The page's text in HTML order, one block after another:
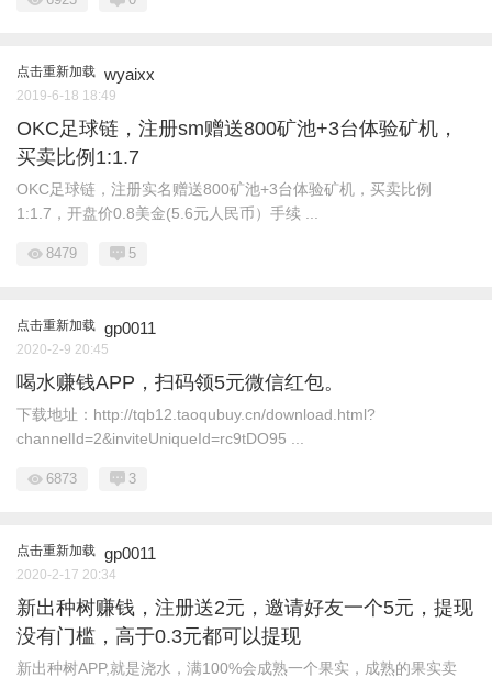
点击重新加载 wyaixx
2019-6-18 18:49
OKC足球链，注册sm赠送800矿池+3台体验矿机，
买卖比例1:1.7
OKC足球链，注册实名赠送800矿池+3台体验矿机，买卖比例
1:1.7，开盘价0.8美金(5.6元人民币）手续 ...
8479 5
点击重新加载 gp0011
2020-2-9 20:45
喝水赚钱APP，扫码领5元微信红包。
下载地址：http://tqb12.taoqubuy.cn/download.html?
channelId=2&inviteUniqueId=rc9tDO95 ...
6873 3
点击重新加载 gp0011
2020-2-17 20:34
新出种树赚钱，注册送2元，邀请好友一个5元，提现
没有门槛，高于0.3元都可以提现
新出种树APP,就是浇水，满100%会成熟一个果实，成熟的果实卖